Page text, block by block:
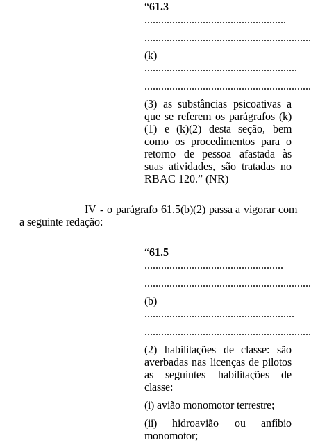
“61.3
...................................................
(k)
.......................................................
(3) as substâncias psicoativas a
que se referem os parágrafos (k)
(1) e (k)(2) desta seção, bem
como os procedimentos para o
retorno de pessoa afastada às
suas atividades, são tratadas no
RBAC 120.” (NR)
IV - o parágrafo 61.5(b)(2) passa a vigorar com
a seguinte redação:
“61.5
..................................................
............................................................
(b)
......................................................
............................................................
(2) habilitações de classe: são
averbadas nas licenças de pilotos
as seguintes habilitações de
classe:
(i) avião monomotor terrestre;
(ii) hidroavião ou anfíbio
monomotor;